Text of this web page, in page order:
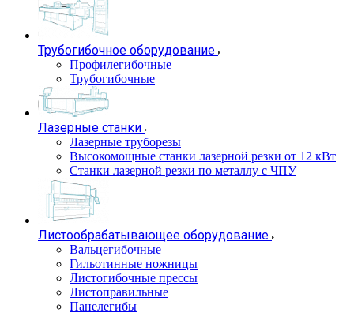
Трубогибочное оборудование
Профилегибочные
Трубогибочные
Лазерные станки
Лазерные труборезы
Высокомощные станки лазерной резки от 12 кВт
Станки лазерной резки по металлу с ЧПУ
Листообрабатывающее оборудование
Вальцегибочные
Гильотинные ножницы
Листогибочные прессы
Листоправильные
Панелегибы